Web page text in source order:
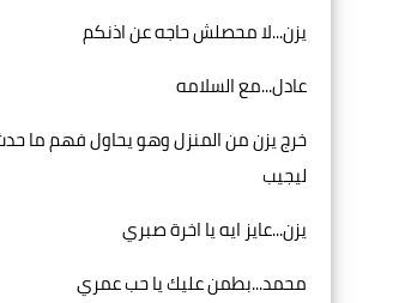
يزن...لا محصلش حاجه عن اذنكم
عادل...مع السلامه
خرج يزن من المنزل وهو يحاول فهم ما
ليجيب
يزن...عايز ايه يا اخرة صبري
محمد...بطمن عليك يا حب عمري